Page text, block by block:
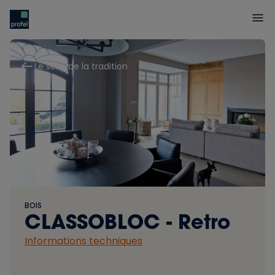
Le sens de la tradition
BOIS
CLASSOBLOC - Retro
Informations techniques